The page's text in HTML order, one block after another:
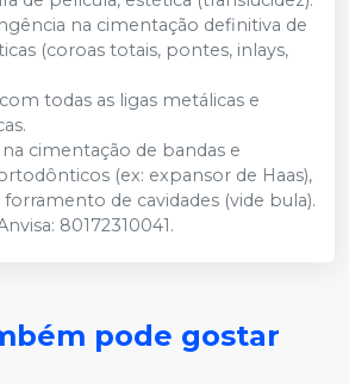
na cimentação definitiva de
(coroas totais, pontes, inlays,
todas as ligas metálicas e
cimentação de bandas e
(ex: expansor de Haas),
de cavidades (vide bula).
80172310041.
pode gostar